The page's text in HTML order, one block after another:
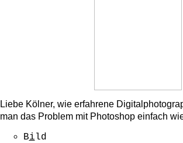
Liebe Kölner, wie erfahrene
man das Problem mit Photoshop einfach
Bild